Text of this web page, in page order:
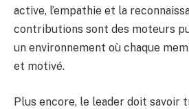
active, l’empathie et la
contributions sont des moteurs
un environnement où chaque
et motivé.
Plus encore, le leader doit savoir